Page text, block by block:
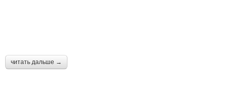
читать дальше →